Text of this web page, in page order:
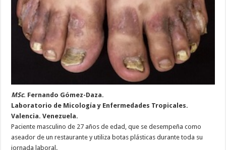
MSc. Fernando Gómez-Daza.
Laboratorio de Micología y Enfermedades Tropicales.
Valencia. Venezuela.
Paciente masculino de 27 años de edad, que se desempeña como
aseador de un restaurante y utiliza botas plásticas durante toda su
jornada laboral.